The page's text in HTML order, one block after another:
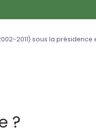
2011) sous la présidence
?